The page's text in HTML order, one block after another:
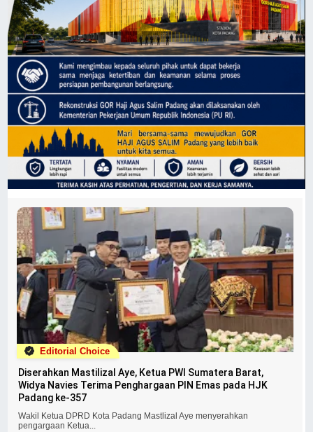
Editorial Choice
Diserahkan Mastilizal Aye, Ketua PWI Sumatera Barat,
Widya Navies Terima Penghargaan PIN Emas pada HJK
Padang ke-357
Wakil Ketua DPRD Kota Padang Mastlizal Aye menyerahkan
pengargaan Ketua...